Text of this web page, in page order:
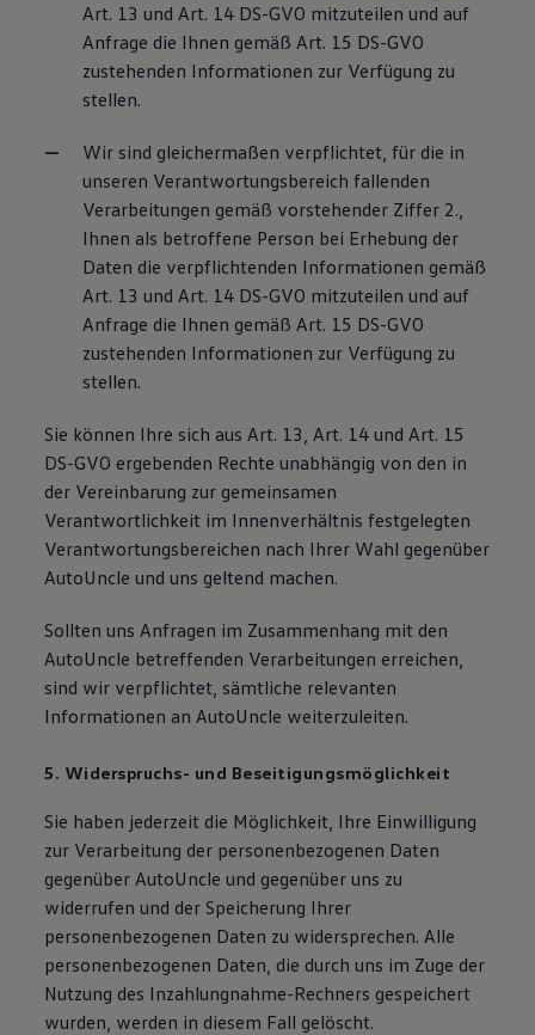
Art. 13 und Art. 14 DS-GVO mitzuteilen und auf
Anfrage die Ihnen gemäß Art. 15 DS-GVO
zustehenden Informationen zur Verfügung zu
stellen.
Wir sind gleichermaßen verpflichtet, für die in
unseren Verantwortungsbereich fallenden
Verarbeitungen gemäß vorstehender Ziffer 2.,
Ihnen als betroffene Person bei Erhebung der
Daten die verpflichtenden Informationen gemäß
Art. 13 und Art. 14 DS-GVO mitzuteilen und auf
Anfrage die Ihnen gemäß Art. 15 DS-GVO
zustehenden Informationen zur Verfügung zu
stellen.
Sie können Ihre sich aus Art. 13, Art. 14 und Art. 15
DS-GVO ergebenden Rechte unabhängig von den in
der Vereinbarung zur gemeinsamen
Verantwortlichkeit im Innenverhältnis festgelegten
Verantwortungsbereichen nach Ihrer Wahl gegenüber
AutoUncle und uns geltend machen.
Sollten uns Anfragen im Zusammenhang mit den
AutoUncle betreffenden Verarbeitungen erreichen,
sind wir verpflichtet, sämtliche relevanten
Informationen an AutoUncle weiterzuleiten.
5. Widerspruchs- und Beseitigungsmöglichkeit
Sie haben jederzeit die Möglichkeit, Ihre Einwilligung
zur Verarbeitung der personenbezogenen Daten
gegenüber AutoUncle und gegenüber uns zu
widerrufen und der Speicherung Ihrer
personenbezogenen Daten zu widersprechen. Alle
personenbezogenen Daten, die durch uns im Zuge der
Nutzung des Inzahlungnahme-Rechners gespeichert
wurden, werden in diesem Fall gelöscht.